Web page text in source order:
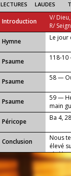
LECTURES LAUDES
Introduction
V/
R/
...
Hymne Le jour
Psaume 118-10
Psaume 58 —
Psaume
59 —
main
Péricope
Ba 4,
Conclusion
Nous
élevé
pour